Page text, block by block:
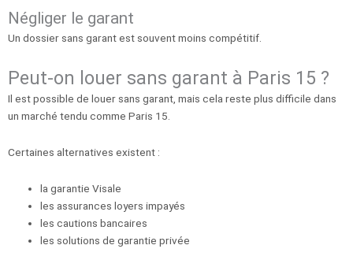
Négliger le garant
Un dossier sans garant est souvent moins compétitif.
Peut-on louer sans garant à Paris 15 ?
Il est possible de louer sans garant, mais cela reste plus difficile dans
un marché tendu comme Paris 15.
Certaines alternatives existent :
la garantie Visale
les assurances loyers impayés
les cautions bancaires
les solutions de garantie privée